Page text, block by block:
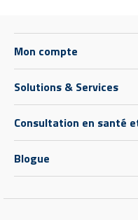
Mon compte
Solutions & Services
Consultation en santé
Blogue